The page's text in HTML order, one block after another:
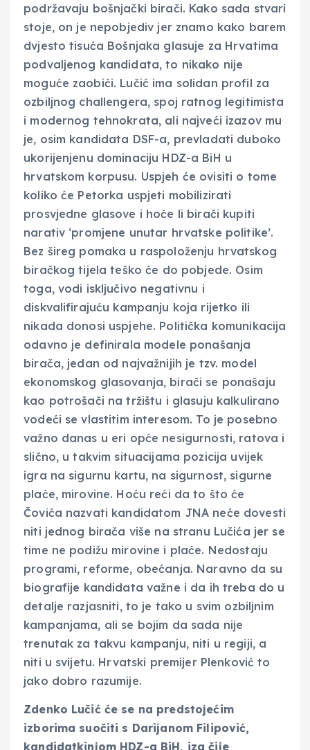
podržavaju bošnjački birači. Kako sada stvari
stoje, on je nepobjediv jer znamo kako barem
dvjesto tisuća Bošnjaka glasuje za Hrvatima
podvaljenog kandidata, to nikako nije
moguće zaobići. Lučić ima solidan profil za
ozbiljnog challengera, spoj ratnog legitimista
i modernog tehnokrata, ali najveći izazov mu
je, osim kandidata DSF-a, prevladati duboko
ukorijenjenu dominaciju HDZ-a BiH u
hrvatskom korpusu. Uspjeh će ovisiti o tome
koliko će Petorka uspjeti mobilizirati
prosvjedne glasove i hoće li birači kupiti
narativ ‘promjene unutar hrvatske politike’.
Bez šireg pomaka u raspoloženju hrvatskog
biračkog tijela teško će do pobjede. Osim
toga, vodi isključivo negativnu i
diskvalifirajuću kampanju koja rijetko ili
nikada donosi uspjehe. Politička komunikacija
odavno je definirala modele ponašanja
birača, jedan od najvažnijih je tzv. model
ekonomskog glasovanja, birači se ponašaju
kao potrošači na tržištu i glasuju kalkulirano
vodeći se vlastitim interesom. To je posebno
važno danas u eri opće nesigurnosti, ratova i
slično, u takvim situacijama pozicija uvijek
igra na sigurnu kartu, na sigurnost, sigurne
plaće, mirovine. Hoću reći da to što će
Čovića nazvati kandidatom JNA neće dovesti
niti jednog birača više na stranu Lučića jer se
time ne podižu mirovine i plaće. Nedostaju
programi, reforme, obećanja. Naravno da su
biografije kandidata važne i da ih treba do u
detalje razjasniti, to je tako u svim ozbiljnim
kampanjama, ali se bojim da sada nije
trenutak za takvu kampanju, niti u regiji, a
niti u svijetu. Hrvatski premijer Plenković to
jako dobro razumije.
Zdenko Lučić će se na predstojećim
izborima suočiti s Darijanom Filipović,
kandidatkinjom HDZ-a BiH, iza čije